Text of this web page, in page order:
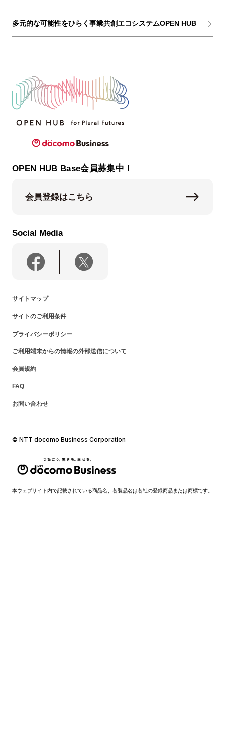
多元的な可能性をひらく事業共創エコシステムOPEN HUB
OPEN HUB Base会員募集中！
会員登録はこちら
Social Media
サイトマップ
サイトのご利用条件
プライバシーポリシー
ご利用端末からの情報の外部送信について
会員規約
FAQ
お問い合わせ
© NTT docomo Business Corporation
本ウェブサイト内で記載されている商品名、各製品名は各社の登録商品または商標です。